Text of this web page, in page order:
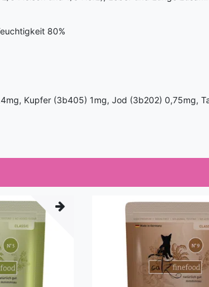
80%
Kupfer (3b405) 1mg, Jod (3b202) 0,75mg,